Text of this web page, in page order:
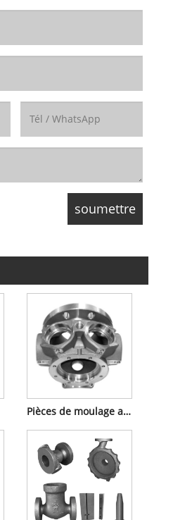
Pièces de moulage au sable